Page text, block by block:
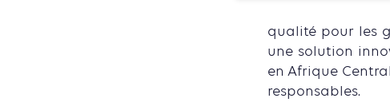
qualité pour les
une solution
en Afrique
responsables.